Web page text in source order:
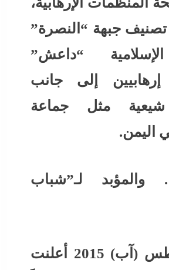
تصنيف جبهة “النصرة”
“داعش”
إرهابيين إلى جانب
مثل جماعة
اليمن.
والمؤبد لـ”شباب
وفي أغسطس (آب) 2015 أعلنت